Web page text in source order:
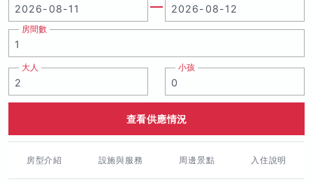
房間數
大人 小孩
查看供應情況
房型介紹 設施與服務 周邊景點 入住說明